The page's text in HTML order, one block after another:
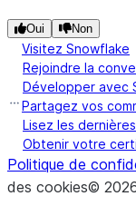
Oui Non
Visitez Snowflake
Rejoindre la
Développer avec
Partagez vos
Lisez les
Obtenir votre
Politique de
des cookies©